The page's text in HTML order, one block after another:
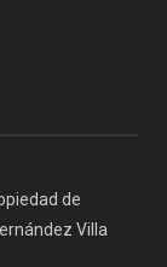
de
Villa